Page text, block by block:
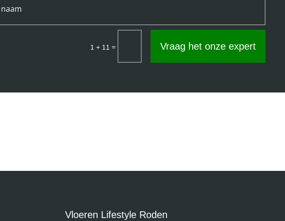
1 + 11 = Vraag het onze expert
Vloeren Lifestyle Roden